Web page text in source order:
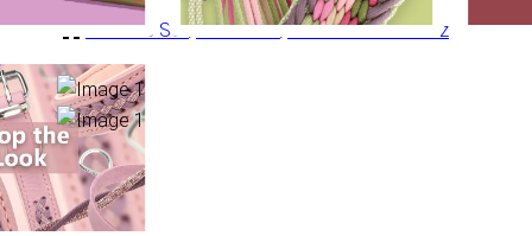
Anderes Seil/Gummiseil/Gummiseil Schwarz